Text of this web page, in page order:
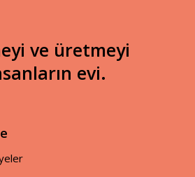
ve üretmeyi
evi.